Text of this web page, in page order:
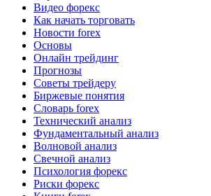
Видео форекс
Как начать торговать
Новости forex
Основы
Онлайн трейдинг
Прогнозы
Советы трейдеру
Биржевые понятия
Словарь forex
Технический анализ
Фундаментальный анализ
Волновой анализ
Свечной анализ
Психология форекс
Риски форекс